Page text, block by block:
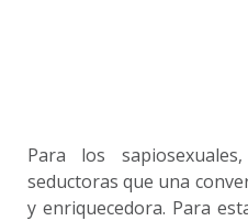
Para los
seductoras que una
y enriquecedora. Para